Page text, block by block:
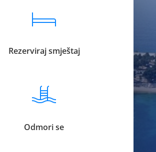
Rezerviraj smještaj
Odmori se